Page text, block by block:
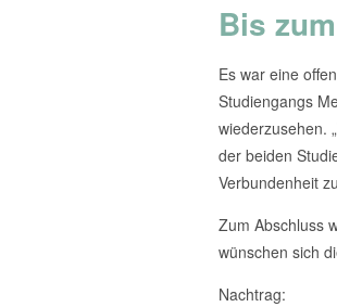
Bis
Es war eine
Studiengangs
wiederzusehen.
der beiden
Verbundenheit
Zum Abschluss
wünschen sich
Nachtrag: